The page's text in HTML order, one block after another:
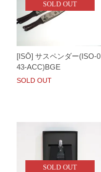
SOLD OUT
[ISŌ] サスペンダー(ISO-0
43-ACC)BGE
SOLD OUT
SOLD OUT